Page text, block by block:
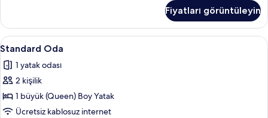
daha
fazla
detay
Fiyatları görüntüleyin
Standard
Oda
için
tüm
fotoğrafları
görün
Standard Oda | Kaliteli yatak takımı,
6
Standard Oda
1 yatak odası
2 kişilik
1 büyük (Queen) Boy Yatak
Ücretsiz kablosuz internet